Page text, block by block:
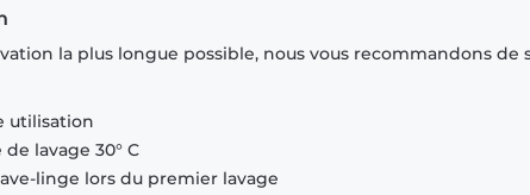
la plus longue possible, nous vous recommandons de
utilisation
lavage 30° C
linge lors du premier lavage